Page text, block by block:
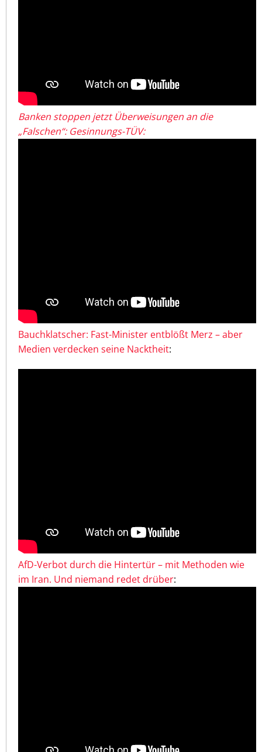
Banken stoppen jetzt Überweisungen an die
„Falschen“: Gesinnungs-TÜV:
Bauchklatscher: Fast-Minister entblößt Merz – aber
Medien verdecken seine Nacktheit:
AfD-Verbot durch die Hintertür – mit Methoden wie
im Iran. Und niemand redet drüber: